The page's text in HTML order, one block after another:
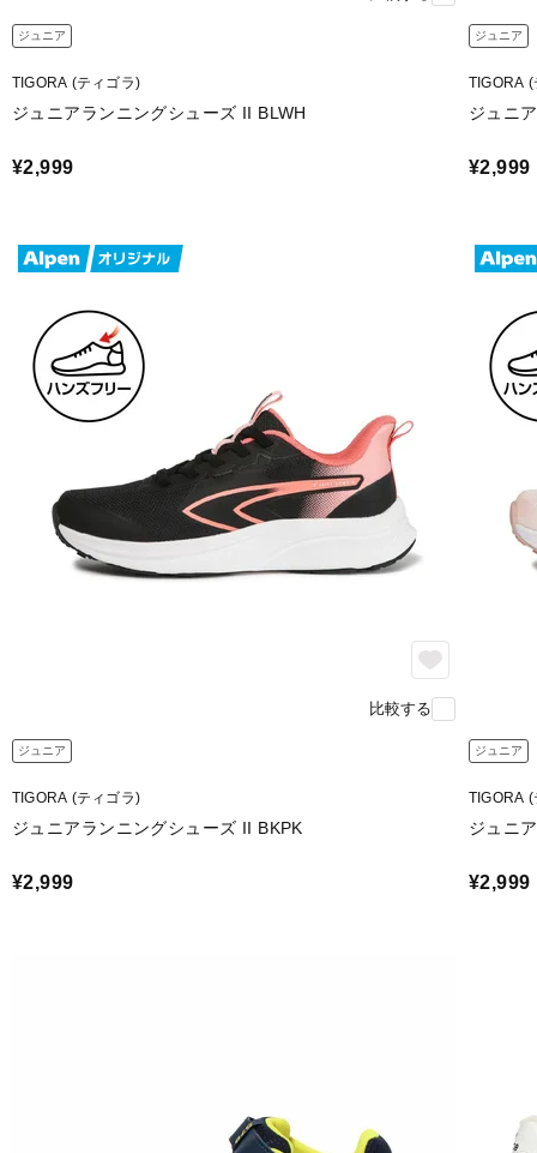
ジュニア
TIGORA (ティゴラ)
ジュニアランニングシューズ II BLWH
¥2,999
ジュニア
TIGORA
ジュニ
¥2,999
比較する
ジュニア
TIGORA (ティゴラ)
ジュニアランニングシューズ II BKPK
¥2,999
ジュニア
TIGORA
ジュニ
¥2,999